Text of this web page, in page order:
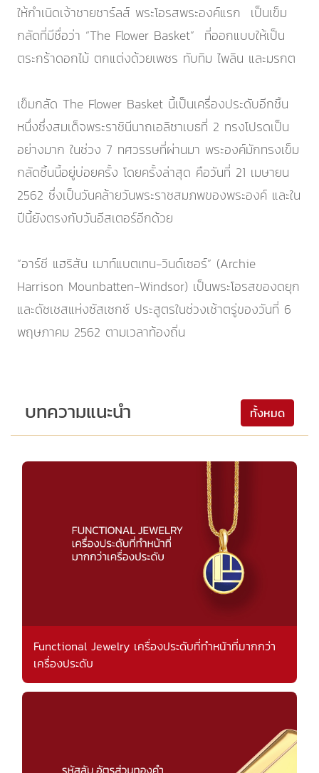
ให้กำเนิดเจ้าชายชาร์ลส์ พระโอรสพระองค์แรก เป็นเข็ม
กลัดที่มีชื่อว่า “The Flower Basket” ที่ออกแบบให้เป็น
ตระกร้าดอกไม้ ตกแต่งด้วยเพชร ทับทิม ไพลิน และมรกต
เข็มกลัด The Flower Basket นี้เป็นเครื่องประดับอีกชิ้น
หนึ่งซึ่งสมเด็จพระราชินีนาถเอลิซาเบธที่ 2 ทรงโปรดเป็น
อย่างมาก ในช่วง 7 ทศวรรษที่ผ่านมา พระองค์มักทรงเข็ม
กลัดชิ้นนี้อยู่บ่อยครั้ง โดยครั้งล่าสุด คือวันที่ 21 เมษายน
2562 ซึ่งเป็นวันคล้ายวันพระราชสมภพของพระองค์ และใน
ปีนี้ยังตรงกับวันอีสเตอร์อีกด้วย
“อาร์ชี แฮริสัน เมาท์แบตเทน-วินด์เซอร์” (Archie
Harrison Mounbatten-Windsor) เป็นพระโอรสของดยุก
และดัชเชสแห่งซัสเซกซ์ ประสูตรในช่วงเช้าตรู่ของวันที่ 6
พฤษภาคม 2562 ตามเวลาท้องถิ่น
บทความแนะนำ ทั้งหมด
Functional Jewelry เครื่องประดับที่ทำหน้าที่มากกว่า
เครื่องประดับ